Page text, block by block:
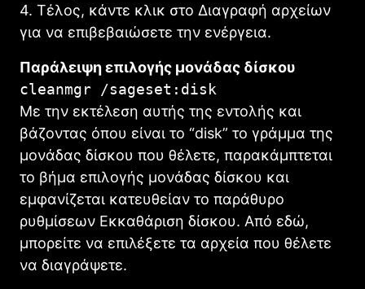
4. Τέλος, κάντε κλικ στο Διαγραφή αρχείων
για να επιβεβαιώσετε την ενέργεια.
Παράλειψη επιλογής μονάδας δίσκου
cleanmgr /sageset:disk
Με την εκτέλεση αυτής της εντολής και
βάζοντας όπου είναι το “disk” το γράμμα της
μονάδας δίσκου που θέλετε, παρακάμπτεται
το βήμα επιλογής μονάδας δίσκου και
εμφανίζεται κατευθείαν το παράθυρο
ρυθμίσεων Εκκαθάριση δίσκου. Από εδώ,
μπορείτε να επιλέξετε τα αρχεία που θέλετε
να διαγράψετε.